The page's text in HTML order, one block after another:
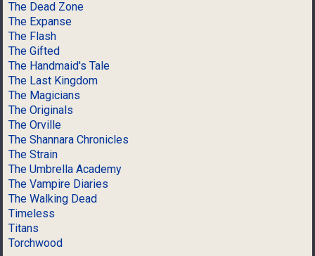
The Dead Zone
The Expanse
The Flash
The Gifted
The Handmaid's Tale
The Last Kingdom
The Magicians
The Originals
The Orville
The Shannara Chronicles
The Strain
The Umbrella Academy
The Vampire Diaries
The Walking Dead
Timeless
Titans
Torchwood